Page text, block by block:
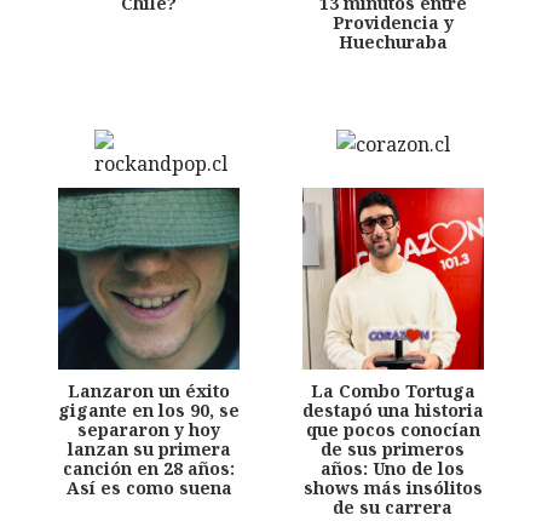
Providencia y
Huechuraba
Lanzaron un éxito
gigante en los 90, se
separaron y hoy
lanzan su primera
canción en 28 años:
Así es como suena
La Combo Tortuga
destapó una historia
que pocos conocían
de sus primeros
años: Uno de los
shows más insólitos
de su carrera